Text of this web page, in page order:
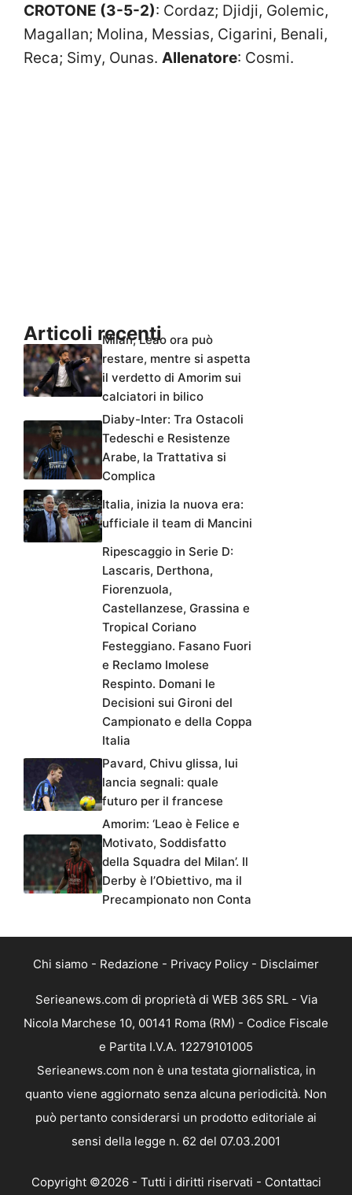
CROTONE (3-5-2): Cordaz; Djidji, Golemic,
Magallan; Molina, Messias, Cigarini, Benali,
Reca; Simy, Ounas. Allenatore: Cosmi.
Articoli recenti
Milan, Leao ora può
restare, mentre si aspetta
il verdetto di Amorim sui
calciatori in bilico
Diaby-Inter: Tra Ostacoli
Tedeschi e Resistenze
Arabe, la Trattativa si
Complica
Italia, inizia la nuova era:
ufficiale il team di Mancini
Ripescaggio in Serie D:
Lascaris, Derthona,
Fiorenzuola,
Castellanzese, Grassina e
Tropical Coriano
Festeggiano. Fasano Fuori
e Reclamo Imolese
Respinto. Domani le
Decisioni sui Gironi del
Campionato e della Coppa
Italia
Pavard, Chivu glissa, lui
lancia segnali: quale
futuro per il francese
Amorim: ‘Leao è Felice e
Motivato, Soddisfatto
della Squadra del Milan’. Il
Derby è l’Obiettivo, ma il
Precampionato non Conta
Chi siamo - Redazione - Privacy Policy - Disclaimer
Serieanews.com di proprietà di WEB 365 SRL - Via
Nicola Marchese 10, 00141 Roma (RM) - Codice Fiscale
e Partita I.V.A. 12279101005
Serieanews.com non è una testata giornalistica, in
quanto viene aggiornato senza alcuna periodicità. Non
può pertanto considerarsi un prodotto editoriale ai
sensi della legge n. 62 del 07.03.2001
Copyright ©2026 - Tutti i diritti riservati - Contattaci